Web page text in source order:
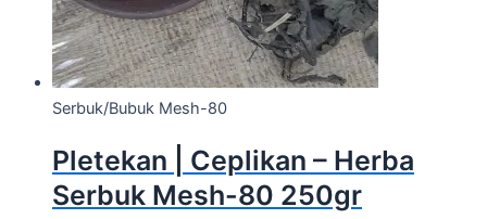
Serbuk/Bubuk Mesh-80
Pletekan | Ceplikan – Herba
Serbuk Mesh-80 250gr